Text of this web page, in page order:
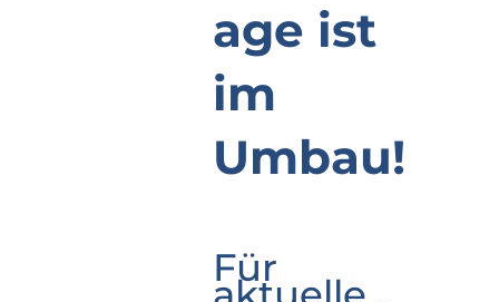
age ist
im
Umbau!
Für